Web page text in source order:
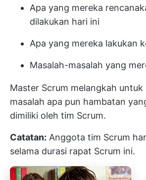
Apa yang mereka
dilakukan hari ini
Apa yang mereka lakukan
Masalah-masalah yang
Master Scrum melangkah untuk
masalah apa pun hambatan
dimiliki oleh tim Scrum.
Catatan: Anggota tim Scrum
selama durasi rapat Scrum ini.